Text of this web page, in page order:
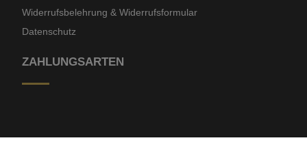
Widerrufsbelehrung & Widerrufsformular
Datenschutz
ZAHLUNGSARTEN